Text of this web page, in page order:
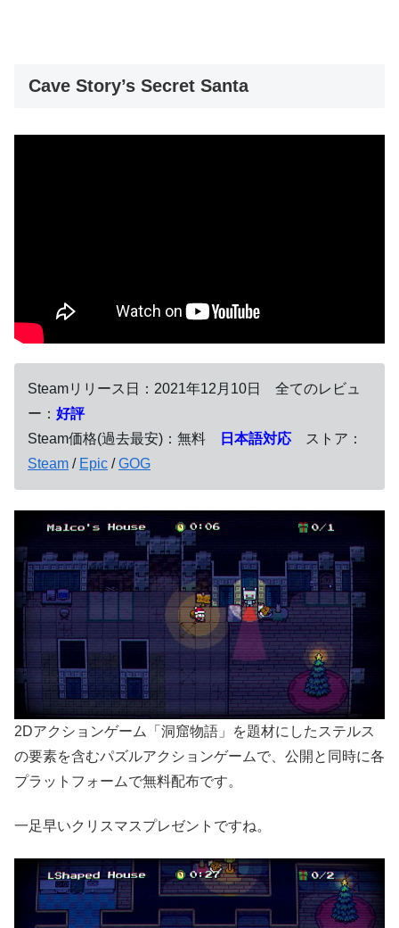
Cave Story’s Secret Santa
Steamリリース日：2021年12月10日 全てのレビュ
ー： 好評
Steam価格(過去最安)：無料
日本語対応 ストア：
Steam / Epic /GOG
2Dアクションゲーム「洞窟物語」を題材にしたステルス
の要素を含むパズルアクションゲームで、公開と同時に各
プラットフォームで無料配布です。
一足早いクリスマスプレゼントですね。